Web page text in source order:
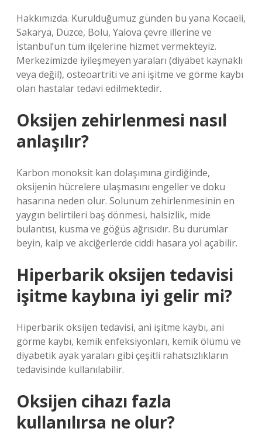
Hakkımızda. Kurulduğumuz günden bu yana Kocaeli,
Sakarya, Düzce, Bolu, Yalova çevre illerine ve
İstanbul’un tüm ilçelerine hizmet vermekteyiz.
Merkezimizde iyileşmeyen yaraları (diyabet kaynaklı
veya değil), osteoartriti ve ani işitme ve görme kaybı
olan hastalar tedavi edilmektedir.
Oksijen zehirlenmesi nasıl
anlaşılır?
Karbon monoksit kan dolaşımına girdiğinde,
oksijenin hücrelere ulaşmasını engeller ve doku
hasarına neden olur. Solunum zehirlenmesinin en
yaygın belirtileri baş dönmesi, halsizlik, mide
bulantısı, kusma ve göğüs ağrısıdır. Bu durumlar
beyin, kalp ve akciğerlerde ciddi hasara yol açabilir.
Hiperbarik oksijen tedavisi
işitme kaybına iyi gelir mi?
Hiperbarik oksijen tedavisi, ani işitme kaybı, ani
görme kaybı, kemik enfeksiyonları, kemik ölümü ve
diyabetik ayak yaraları gibi çeşitli rahatsızlıkların
tedavisinde kullanılabilir.
Oksijen cihazı fazla
kullanılırsa ne olur?